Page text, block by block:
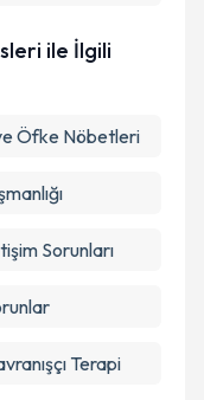
ile İlgili
Öfke Nöbetleri
Sorunları
Terapi